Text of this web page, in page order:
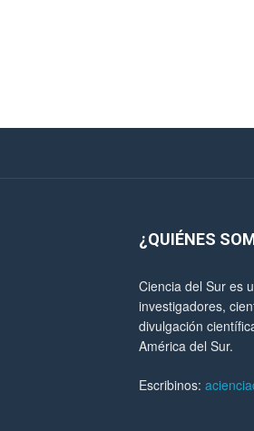
¿QUIÉNES
Ciencia del Sur es
investigadores,
divulgación
América del Sur.
Escribinos: